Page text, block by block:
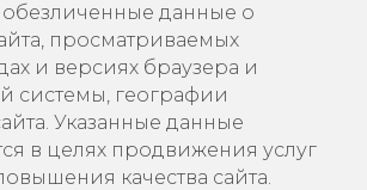
обезличенные данные о
просматриваемых
и версиях браузера и
системы, географии
Указанные данные
в целях продвижения услуг
качества сайта.